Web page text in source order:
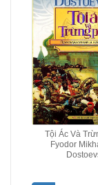
Tội Ác Và
Fyodor